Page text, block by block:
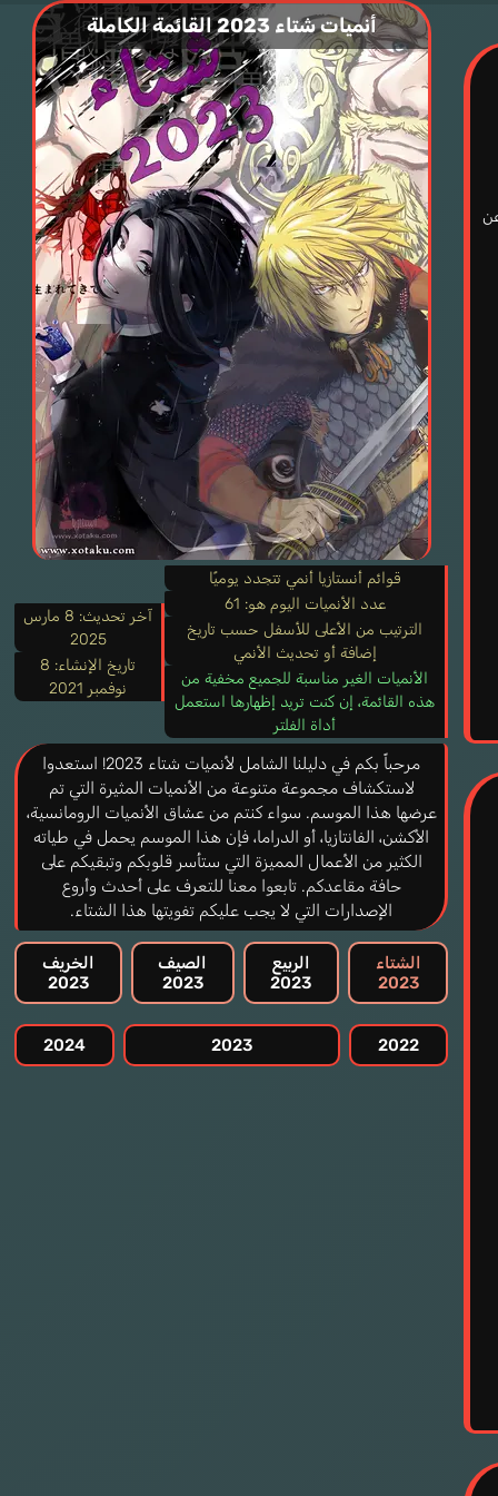
أنميات شتاء 2023 القائمة الكاملة
قوائم أنستازيا أنمي تتجدد يوميًا
عدد الأنميات اليوم هو: 61
الترتيب من الأعلى للأسفل حسب تاريخ
إضافة أو تحديث الأنمي
الأنميات الغير مناسبة للجميع مخفية من
هذه القائمة، إن كنت تريد إظهارها استعمل
أداة الفلتر
آخر تحديث:
8 مارس
2025
تاريخ الإنشاء: 8
نوفمبر 2021
مرحباً بكم في دليلنا الشامل لأنميات شتاء 2023! استعدوا
لاستكشاف مجموعة متنوعة من الأنميات المثيرة التي تم
عرضها هذا الموسم. سواء كنتم من عشاق الأنميات الرومانسية،
الأكشن، الفانتازيا، أو الدراما، فإن هذا الموسم يحمل في طياته
الكثير من الأعمال المميزة التي ستأسر قلوبكم وتبقيكم على
حافة مقاعدكم. تابعوا معنا للتعرف على أحدث وأروع
الإصدارات التي لا يجب عليكم تفويتها هذا الشتاء.
الشتاء
2023
الربيع
2023
الصيف
2023
الخريف
2023
2022
2023
2024